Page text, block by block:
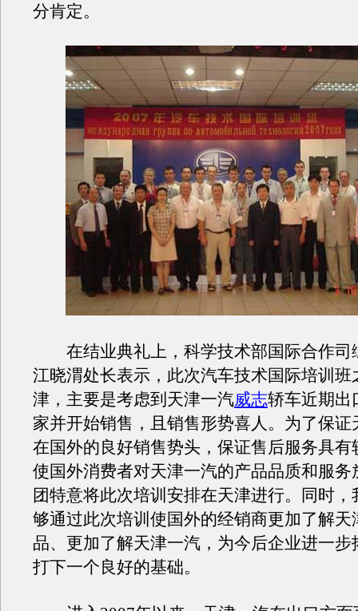
分肯定。
在结业典礼上，科学技术部国际合作司
江晓渭处长表示，此次汽车技术国际培训班
津，主要是考虑到天津一汽威志轿车近期出
家并开始销售，且销售形势喜人。为了保证
在国外的良好销售势头，保证售后服务具有
使国外消费者对天津一汽的产品品质和服务
团特意将此次培训安排在天津进行。同时，
够通过此次培训使国外的经销商更加了解天
品、更加了解天津一汽，为今后企业进一步
打下一个良好的基础。